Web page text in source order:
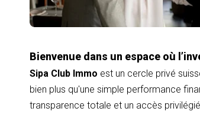
Bienvenue dans un espace où
Sipa Club Immo est un cercle privé
bien plus qu'une simple performance
transparence totale et un accès